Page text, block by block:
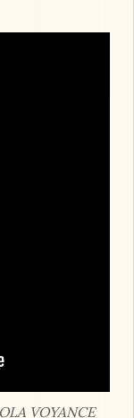
VOYANCE